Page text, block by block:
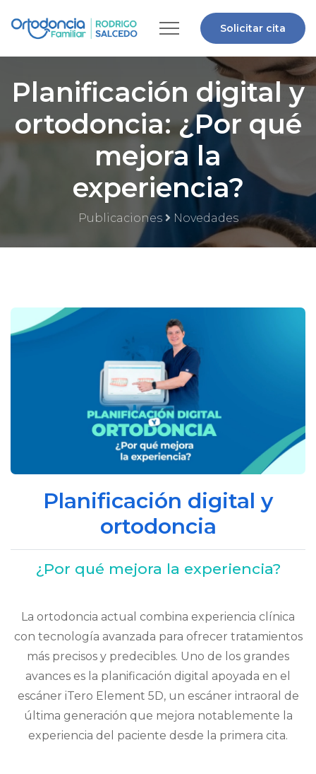
Solicitar cita
Planificación digital y
ortodoncia: ¿Por qué
mejora la
experiencia?
Publicaciones Novedades
Planificación digital y
ortodoncia
¿Por qué mejora la experiencia?
La ortodoncia actual combina experiencia clínica
con tecnología avanzada para ofrecer tratamientos
más precisos y predecibles. Uno de los grandes
avances es la planificación digital apoyada en el
escáner iTero Element 5D, un escáner intraoral de
última generación que mejora notablemente la
experiencia del paciente desde la primera cita.